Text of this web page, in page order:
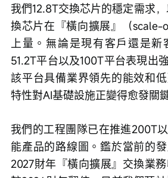
我們12.8T交換芯片的穩定需求
換芯片在『橫向擴展』（scale-
上量。無論是現有客戶還是
51.2T平台以及100T平台表現出
該平台具備業界領先的能效和
特性對AI基礎設施正變得愈發關
我們的工程團隊已在推進200T
能產品的路線圖。鑑於當前的
2027財年『橫向擴展』交換業務